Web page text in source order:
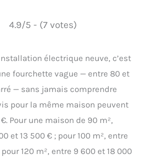
4.9/5 - (7 votes)
électrique neuve, c’est
fourchette vague — entre 80 et
— sans jamais comprendre
pour la même maison peuvent
Pour une maison de 90 m²,
et 13 500 € ; pour 100 m², entre
120 m², entre 9 600 et 18 000